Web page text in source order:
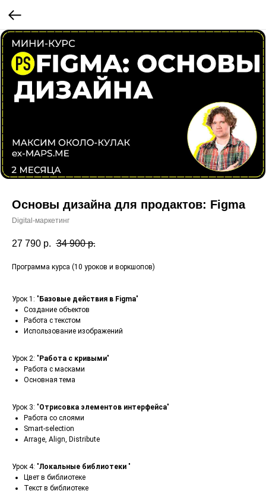
Основы дизайна для продактов: Figma
Digital-маркетинг
27 790 р. 34 900 р.
Программа курса (10 уроков и воркшопов)
Урок 1: " Базовые действия в Figma"
Создание объектов
Работа с текстом
Использование изображений
Урок 2: " Работа с кривыми"
Работа с масками
Основная тема
Урок 3: "Отрисовка элементов интерфейса"
Работа со слоями
Smart-selection
Arrage, Align, Distribute
Урок 4: "Локальные библиотеки "
Цвет в библиотеке
Текст в библиотеке